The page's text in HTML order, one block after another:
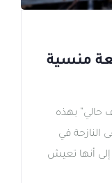
منسية
حالي” بهذه
النازحة في
أنها تعيش